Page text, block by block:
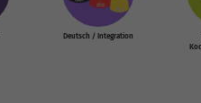
Deutsch / Integration